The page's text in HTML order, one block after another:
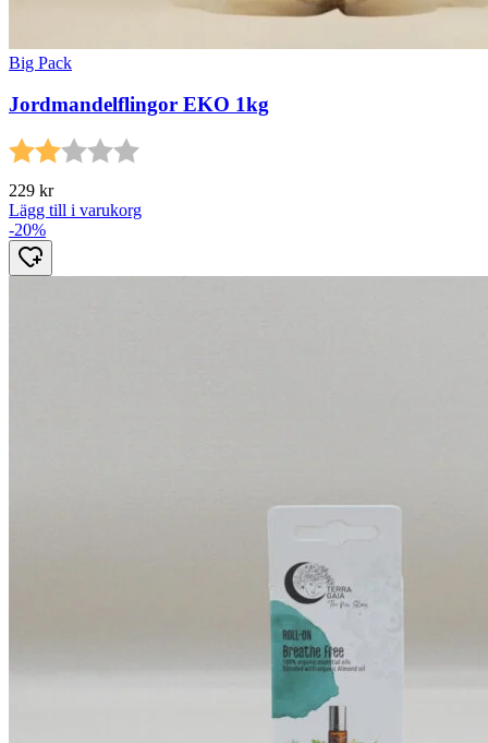
Big Pack
Jordmandelflingor EKO 1kg
Betyg:
229 kr
Lägg till i varukorg
-20%